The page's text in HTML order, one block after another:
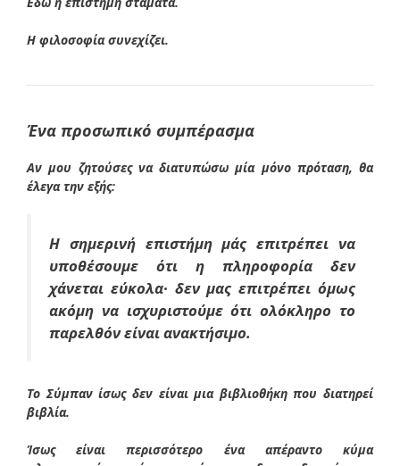
Η φιλοσοφία συνεχίζει.
Ένα προσωπικό συμπέρασμα
Αν μου ζητούσες να διατυπώσω μία μόνο πρόταση, θα
έλεγα την εξής:
Η σημερινή επιστήμη μάς επιτρέπει να
υποθέσουμε ότι η πληροφορία δεν
χάνεται εύκολα· δεν μας επιτρέπει όμως
ακόμη να ισχυριστούμε ότι ολόκληρο το
παρελθόν είναι ανακτήσιμο.
Το Σύμπαν ίσως δεν είναι μια βιβλιοθήκη που διατηρεί
βιβλία.
Ίσως είναι περισσότερο ένα απέραντο κύμα